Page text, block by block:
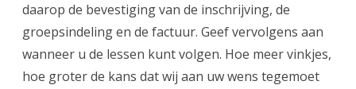
daarop de bevestiging van de inschrijving, de
groepsindeling en de factuur. Geef vervolgens aan
wanneer u de lessen kunt volgen. Hoe meer vinkjes,
hoe groter de kans dat wij aan uw wens tegemoet